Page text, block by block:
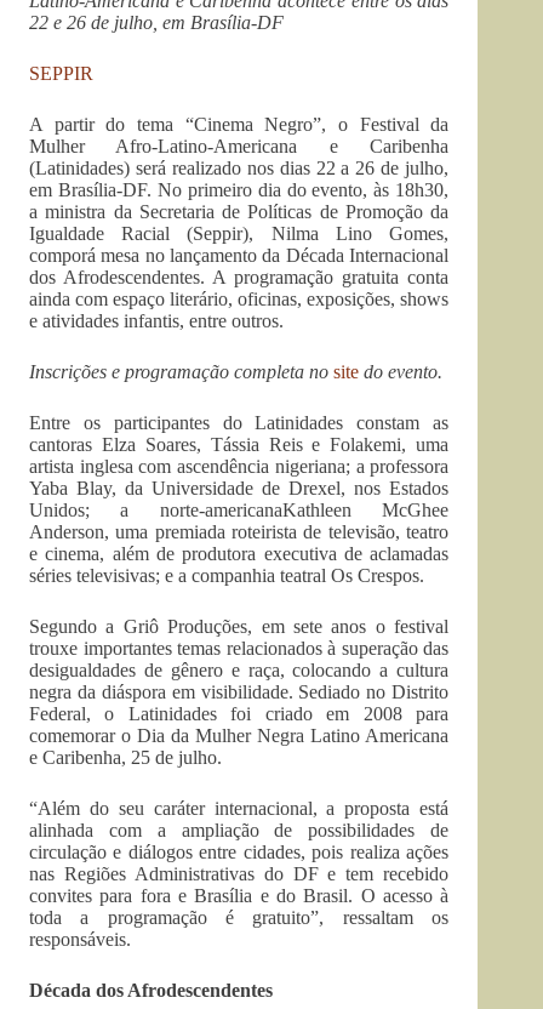
22 e 26 de julho, em Brasília-DF
SEPPIR
A partir do tema “Cinema Negro”, o Festival da
Mulher Afro-Latino-Americana e Caribenha
(Latinidades) será realizado nos dias 22 a 26 de julho,
em Brasília-DF. No primeiro dia do evento, às 18h30,
a ministra da Secretaria de Políticas de Promoção da
Igualdade Racial (Seppir), Nilma Lino Gomes,
comporá mesa no lançamento da Década Internacional
dos Afrodescendentes. A programação gratuita conta
ainda com espaço literário, oficinas, exposições, shows
e atividades infantis, entre outros.
Inscrições e programação completa no site do evento.
Entre os participantes do Latinidades constam as
cantoras Elza Soares, Tássia Reis e Folakemi, uma
artista inglesa com ascendência nigeriana; a professora
Yaba Blay, da Universidade de Drexel, nos Estados
Unidos; a norte-americanaKathleen McGhee
Anderson, uma premiada roteirista de televisão, teatro
e cinema, além de produtora executiva de aclamadas
séries televisivas; e a companhia teatral Os Crespos.
Segundo a Griô Produções, em sete anos o festival
trouxe importantes temas relacionados à superação das
desigualdades de gênero e raça, colocando a cultura
negra da diáspora em visibilidade. Sediado no Distrito
Federal, o Latinidades foi criado em 2008 para
comemorar o Dia da Mulher Negra Latino Americana
e Caribenha, 25 de julho.
“Além do seu caráter internacional, a proposta está
alinhada com a ampliação de possibilidades de
circulação e diálogos entre cidades, pois realiza ações
nas Regiões Administrativas do DF e tem recebido
convites para fora e Brasília e do Brasil. O acesso à
toda a programação é gratuito”, ressaltam os
responsáveis.
Década dos Afrodescendentes